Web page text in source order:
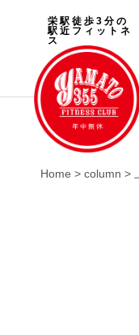
栄駅徒歩3分の
駅近フィットネ
ス
Home > column >